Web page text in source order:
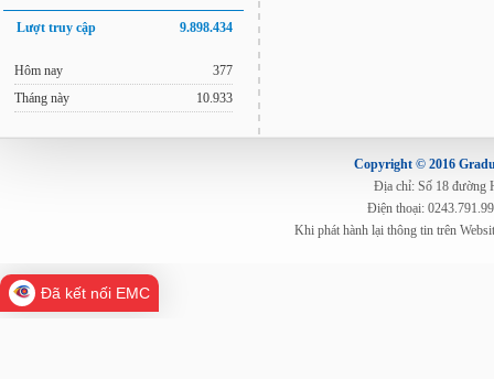
Lượt truy cập 9.898.434
Hôm nay
Tháng này
377
10.933
Copyright © 2016
Địa chỉ: Số 18 đường
Điện thoại:
Khi phát hành lại thông tin trên
Đã kết nối EMC